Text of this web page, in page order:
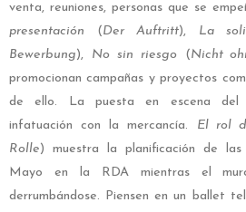
venta, reuniones, personas que se
presentación (Der Auftritt), La
Bewerbung), No sin riesgo(Nicht
promocionan campañas y proyectos
de ello. La puesta en escena
infatuación con la mercancía. El rol
Rolle) muestra la planificación de
Mayo en la RDA mientras el
derrumbándose. Piensen en un ballet